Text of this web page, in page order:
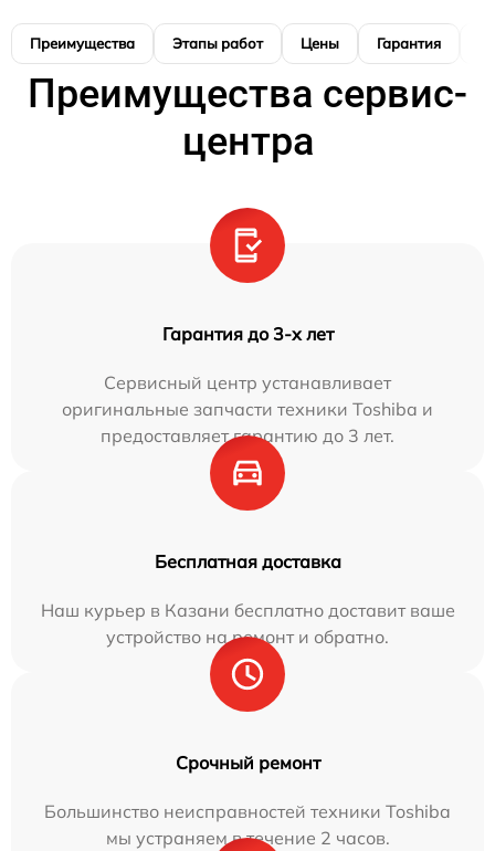
Преимущества Этапы работ Цены Гарантия
Преимущества сервис-
центра
Гарантия до 3-х лет
Сервисный центр устанавливает
оригинальные запчасти техники Toshiba и
предоставляет гарантию до 3 лет.
Бесплатная доставка
Наш курьер в Казани бесплатно доставит ваше
устройство на ремонт и обратно.
Срочный ремонт
Большинство неисправностей техники Toshiba
мы устраняем в течение 2 часов.